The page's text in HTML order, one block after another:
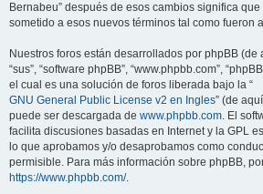
Bernabeu” después de esos cambios significa
sometido a esos nuevos términos tal como fueron
Nuestros foros están desarrollados por phpBB (de
“sus”, “software phpBB”, “www.phpbb.com”,
el cual es una solución de foros liberada bajo la “
GNU General Public License v2 en Ingles” (de
puede ser descargada de www.phpbb.com. El
facilita discusiones basadas en Internet y la GPL
lo que aprobamos y/o desaprobamos como
permisible. Para más información sobre phpBB,
https://www.phpbb.com/.